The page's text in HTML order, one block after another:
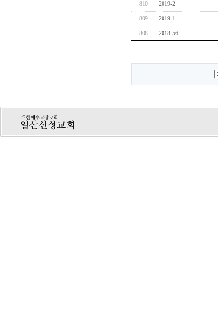
810 2019-2
809 2019-1
808 2018-56